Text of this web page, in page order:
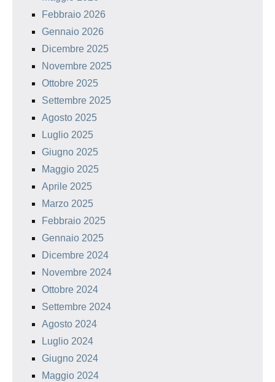
Febbraio 2026
Gennaio 2026
Dicembre 2025
Novembre 2025
Ottobre 2025
Settembre 2025
Agosto 2025
Luglio 2025
Giugno 2025
Maggio 2025
Aprile 2025
Marzo 2025
Febbraio 2025
Gennaio 2025
Dicembre 2024
Novembre 2024
Ottobre 2024
Settembre 2024
Agosto 2024
Luglio 2024
Giugno 2024
Maggio 2024